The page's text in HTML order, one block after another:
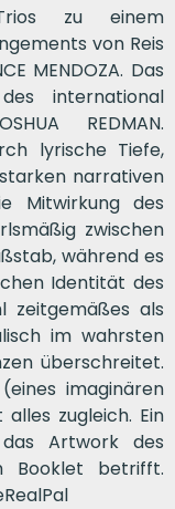
zu einem
von Reis
MENDOZA. Das
international
REDMAN.
lyrische Tiefe,
narrativen
Mitwirkung des
zwischen
während es
Identität des
zeitgemäßes als
im wahrsten
überschreitet.
imaginären
zugleich. Ein
Artwork des
Booklet betrifft.